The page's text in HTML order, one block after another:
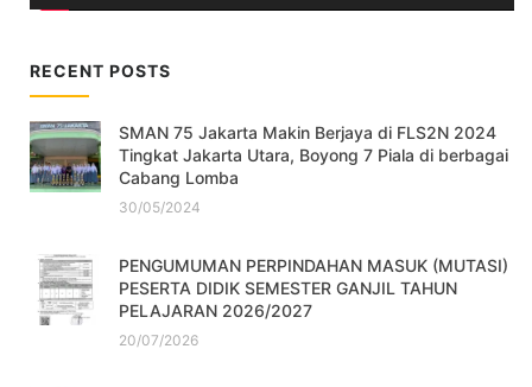
RECENT POSTS
SMAN 75 Jakarta Makin Berjaya di FLS2N 2024
Tingkat Jakarta Utara, Boyong 7 Piala di berbagai
Cabang Lomba
30/05/2024
PENGUMUMAN PERPINDAHAN MASUK (MUTASI)
PESERTA DIDIK SEMESTER GANJIL TAHUN
PELAJARAN 2026/2027
20/07/2026